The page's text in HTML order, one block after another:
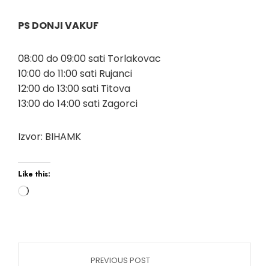
PS DONJI VAKUF
08:00 do 09:00 sati Torlakovac
10:00 do 11:00 sati Rujanci
12:00 do 13:00 sati Titova
13:00 do 14:00 sati Zagorci
Izvor: BIHAMK
Like this:
PREVIOUS POST